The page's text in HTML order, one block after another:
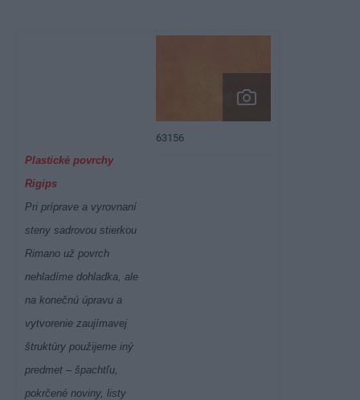
Plastické povrchy
Rigips
Pri príprave a vyrovnaní
steny sadrovou stierkou
Rimano už povrch
nehladíme dohladka, ale
na konečnú úpravu a
vytvorenie zaujímavej
štruktúry použijeme iný
predmet – špachtľu,
pokrčené noviny, listy
63156